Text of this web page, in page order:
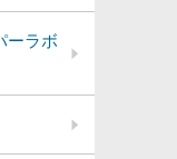
ーラボ